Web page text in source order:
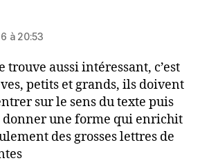
à 20:53
trouve aussi intéressant, c’est
petits et grands, ils doivent
sur le sens du texte puis
une forme qui enrichit
des grosses lettres de